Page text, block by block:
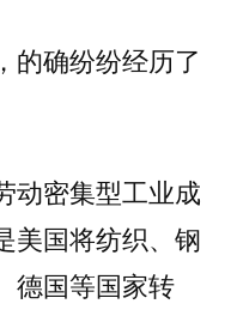
的确纷纷经历了
动密集型工业成
美国将纺织、钢
德国等国家转